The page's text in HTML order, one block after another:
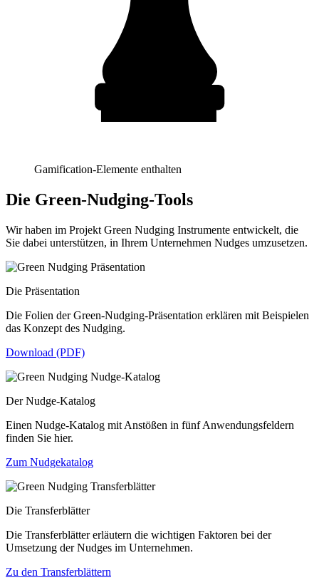
Gamification-Elemente enthalten
Die Green-Nudging-Tools
Wir haben im Projekt Green Nudging Instrumente entwickelt, die
Sie dabei unterstützen, in Ihrem Unternehmen Nudges umzusetzen.
Die Präsentation
Die Folien der Green-Nudging-Präsentation erklären mit Beispielen
das Konzept des Nudging.
Download (PDF)
Der Nudge-Katalog
Einen Nudge-Katalog mit Anstößen in fünf Anwendungsfeldern
finden Sie hier.
Zum Nudgekatalog
Die Transferblätter
Die Transferblätter erläutern die wichtigen Faktoren bei der
Umsetzung der Nudges im Unternehmen.
Zu den Transferblättern